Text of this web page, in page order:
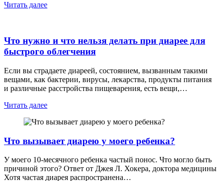
Читать далее
Что нужно и что нельзя делать при диарее для
быстрого облегчения
Если вы страдаете диареей, состоянием, вызванным такими
вещами, как бактерии, вирусы, лекарства, продукты питания
и различные расстройства пищеварения, есть вещи,…
Читать далее
Что вызывает диарею у моего ребенка?
У моего 10-месячного ребенка частый понос. Что могло быть
причиной этого? Ответ от Джея Л. Хокера, доктора медицины
Хотя частая диарея распространена…